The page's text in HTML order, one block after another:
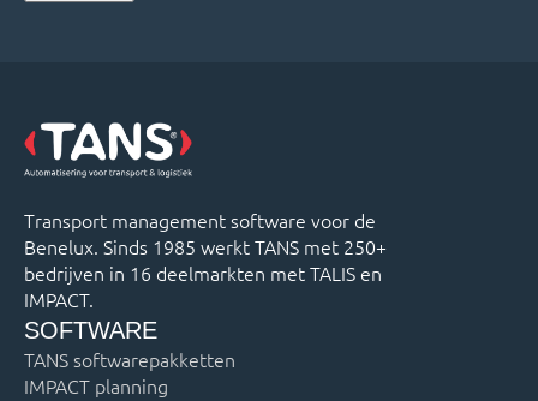
Transport management software voor de
Benelux. Sinds 1985 werkt TANS met 250+
bedrijven in 16 deelmarkten met TALIS en
IMPACT.
SOFTWARE
TANS softwarepakketten
IMPACT planning